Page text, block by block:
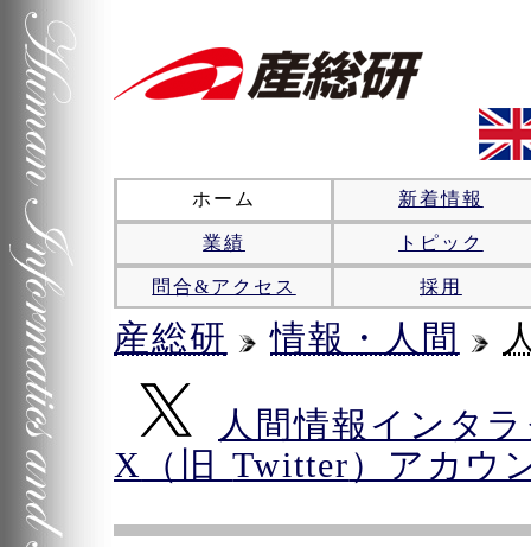
ホーム 新着情報
業績 トピック
問合&アクセス 採用
産総研 情報・人間
人間情報インタ
X
（旧Twitter）アカウ